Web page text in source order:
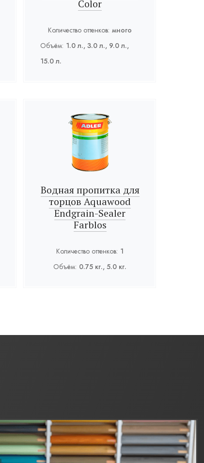
Color
Количество оттенков: много
Объём: 1.0 л., 3.0 л., 9.0 л.,
15.0 л.
Водная пропитка для
торцов Aquawood
Endgrain-Sealer
Farblos
Количество оттенков: 1
Объём: 0.75 кг., 5.0 кг.